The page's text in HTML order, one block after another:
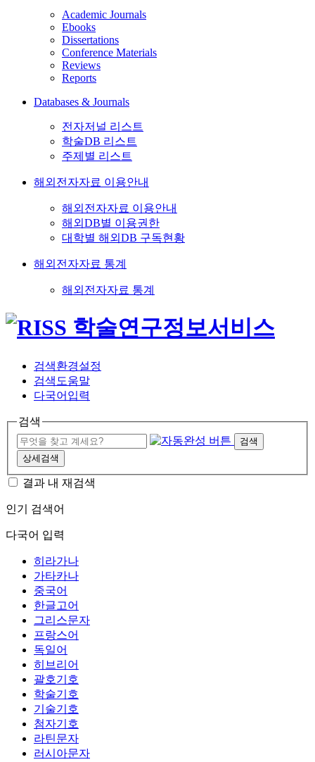
Academic Journals
Ebooks
Dissertations
Conference Materials
Reviews
Reports
Databases & Journals
전자저널 리스트
학술DB 리스트
주제별 리스트
해외전자자료 이용안내
해외전자자료 이용안내
해외DB별 이용권한
대학별 해외DB 구독현황
해외전자자료 통계
해외전자자료 통계
검색환경설정
검색도움말
다국어입력
검색
검색
상세검색
결과 내 재검색
인기 검색어
다국어 입력
히라가나
가타카나
중국어
한글고어
그리스문자
프랑스어
독일어
히브리어
괄호기호
학술기호
기술기호
첨자기호
라틴문자
러시아문자